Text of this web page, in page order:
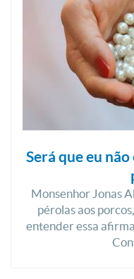
Será que eu
Monsenhor Jonas
pérolas aos
entender essa